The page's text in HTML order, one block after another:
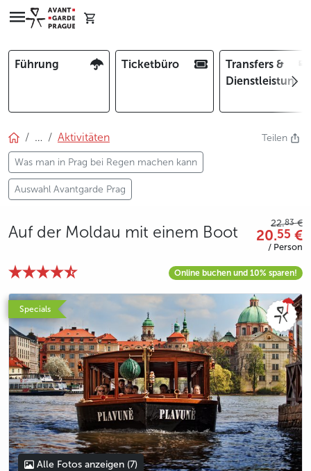
Führung Ticketbüro
Transfers &
… Aktivitäten
Was man in Prag bei Regen machen kann
Auswahl Avantgarde Prag
Teilen
Auf der Moldau mit einem Boot 22.83€
20.55 €
/ Person
Online buchen und 10% sparen!
Specials
photo 5
photo 6
photo 7
Alle Fotos anzeigen (7)